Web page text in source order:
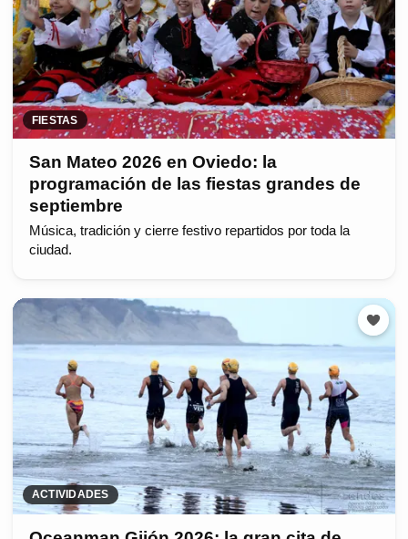
FIESTAS
San Mateo 2026 en Oviedo: la
programación de las fiestas grandes de
septiembre
Música, tradición y cierre festivo repartidos por toda la
ciudad.
ACTIVIDADES